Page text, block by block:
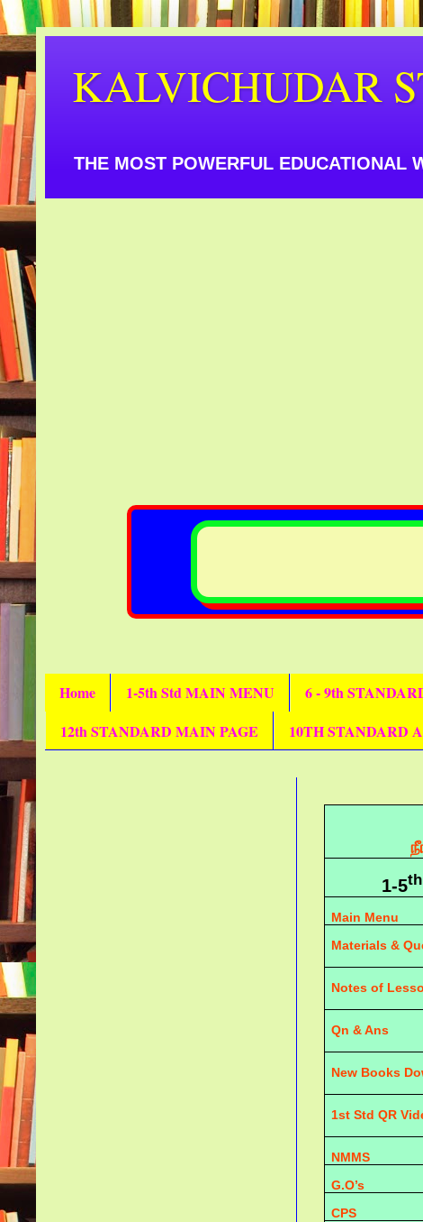
KALVICHUDAR
THE MOST POWERFUL EDUCATIONAL
Home 1-5th Std MAIN MENU 6 - 9th
12th STANDARD MAIN PAGE
10TH STANDARD
1-5th
Main Menu
Materials &
Notes of
Qn & Ans
New Books
1st Std QR
NMMS
G.O’s
CPS